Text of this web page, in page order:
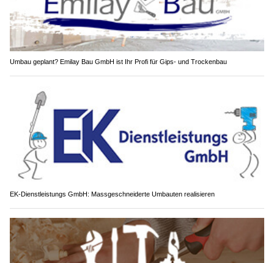
Umbau geplant? Emilay Bau GmbH ist Ihr Profi für Gips- und Trockenbau
EK-Dienstleistungs GmbH: Massgeschneiderte Umbauten realisieren